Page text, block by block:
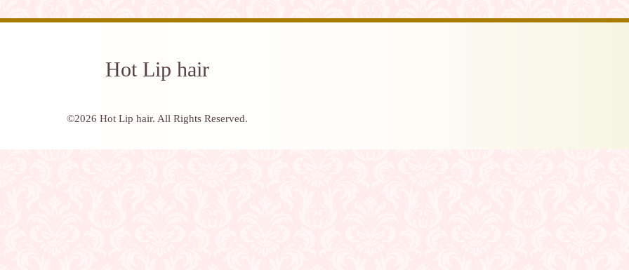
Hot Lip hair
©2026 Hot Lip hair. All Rights Reserved.